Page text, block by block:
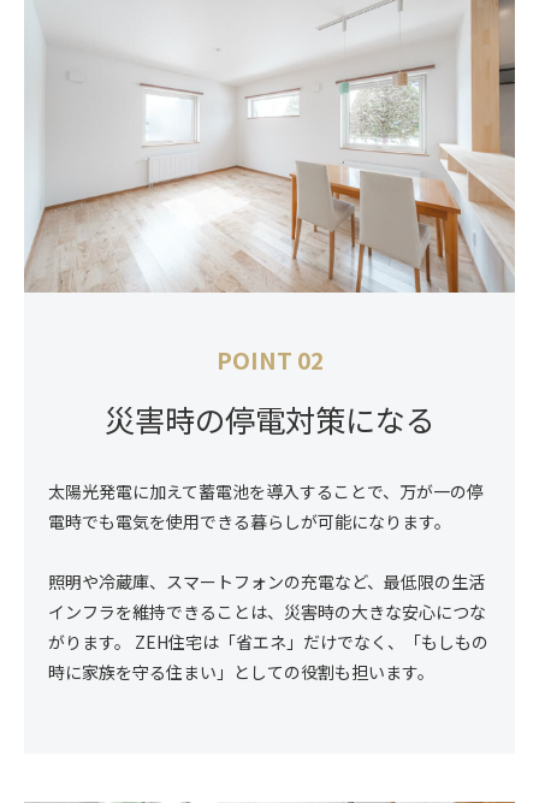
POINT 02
災害時の停電対策になる
太陽光発電に加えて蓄電池を導入することで、万が一の停
電時でも電気を使用できる暮らしが可能になります。
照明や冷蔵庫、スマートフォンの充電など、最低限の生活
インフラを維持できることは、災害時の大きな安心につな
がります。 ZEH住宅は「省エネ」だけでなく、「もしもの
時に家族を守る住まい」としての役割も担います。